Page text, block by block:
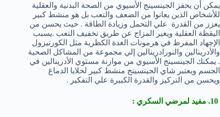
يمكن أن يحفز الجينسينج الأسيوي من الصحة البدنية والعقلية
للأشخاص الذين يعانوا من الضعف والتعب بل هو منشط كبير
يعزز من القدرة علي التحمل وزيادة الطاقة . حيث يحسن من
اليقظة العقلية ويغير المزاج عن طريق تخفيف التعب .يسبب
الإجهاد المفرط في هرمونات الغدة الكظرية مثل الكورتيزول
والأدرينالين والنورادرينالين إلي مجموعة من المشاكل الصحية
. يمكنك الجينسينج الأسيوي من موازنة مستوي الأدرينالين في
الجسم ويعتبر شاي الجينسينج منشط كبير لخلايا الدماغ
ويحسن من التركيز والقدرة الكبيرة علي التفكير .